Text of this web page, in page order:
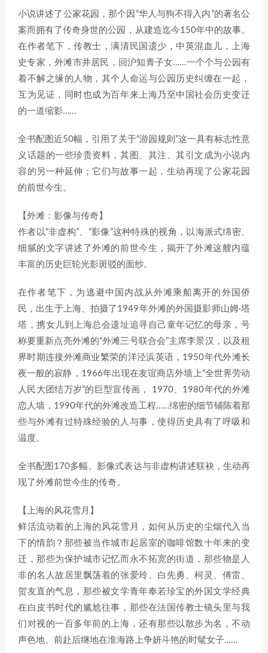
小说讲述了公家花园，那个因“华人与狗不得入内”的著名公
案而拥有了传奇身世的公园，从建造迄今150年中的故事。
在作者笔下，传教士，满清民国遗少，中英混血儿，上海
史专家，外滩市井居民，回沪知青子女……一个个与公园有
着不解之缘的人物，其个人命运与公园历史纠缠在一起，
互为见证，同时也成为百年来上海乃至中国社会历史变迁
的一道缩影……
全书配图近50幅，引用了关于“游园规则”这一具有标志性意
义话题的一些珍贵资料，其图、其注、其引文成为小说内
容的另一种延伸；它们与故事一起，生动再现了公家花园
的前世今生。
【外滩：影像与传奇】
作者以“非虚构”、“影像”这种特殊的视角，以海派式绵密、
细腻的文字讲述了外滩的前世今生，揭开了外滩这艘内蕴
丰富的历史巨轮光影斑驳的面纱。
在作者笔下，为逃避中国内战从外滩乘船离开的外国侨
民，出生于上海、拍摄了1949年外滩的外国摄影师山姆·塔
塔，携女儿到上海总会遗址追寻自己童年记忆的母亲，号
称要重新点亮外滩的“外滩三号联合会”主席李景汉，以及租
界时期连接外滩商业繁荣的洋泾浜英语，1950年代外滩长
夜一般的寂静，1966年出现在友谊商店外墙上“全世界劳动
人民大团结万岁”的巨型宣传画， 1970、1980年代的外滩
恋人墙，1990年代的外滩改造工程……绵密的细节铺陈着那
些与外滩有过特殊经验的人与事，使得历史具有了呼吸和
温度。
全书配图170多幅。影像式表达与非虚构讲述联袂，生动再
现了外滩前世今生的传奇。
【上海的风花雪月】
鲜活流动着的上海的风花雪月，如何从历史的尘烟代入当
下的情韵？那些被当作城市起居室的咖啡馆数十年来的变
迁，那些为保护城市记忆而永不拓宽的街道，那些物是人
非的名人故居里飘荡着的张爱玲、白先勇、柯灵、傅雷、
贺友直的气息，那些被文学青年奉若珍宝的外国文学经典
在白皮书时代的尴尬往事，那些在法国传教士镜头里与我
们对视的一百多年前的上海，还有那些以散步为名，不动
声色地、前赴后继地在淮海路上争妍斗艳的时髦女子……